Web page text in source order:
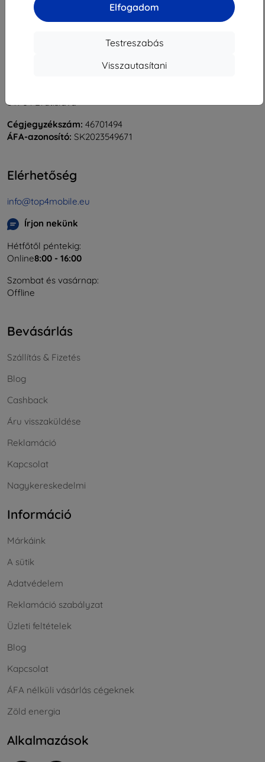
Elfogadom
Testreszabás
Visszautasítani
841 04 Bratislava
Cégjegyzékszám: 46701494
ÁFA-azonosító: SK2023549671
Elérhetőség
info@top4mobile.eu
Írjon nekünk
Hétfőtől péntekig:
Online8:00 - 16:00
Szombat és vasárnap:
Offline
Bevásárlás
Szállítás & Fizetés
Blog
Cashback
Áru visszaküldése
Reklamáció
Kapcsolat
Nagykereskedelmi
Információ
Márkáink
A sütik
Adatvédelem
Reklamáció szabályzat
Üzleti feltételek
Blog
Kapcsolat
ÁFA nélküli vásárlás cégeknek
Zöld energia
Alkalmazások